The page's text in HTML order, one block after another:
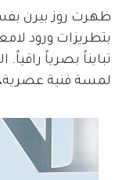
ظهرت روز بيرن
بتطريزات ورود
تبايناً بصرياً
لمسة فنية عصرية،